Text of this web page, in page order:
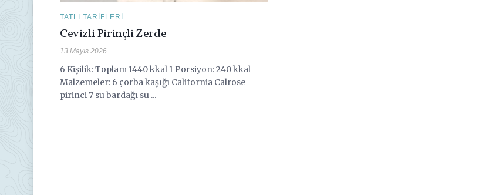
TATLI TARIFLERI
Cevizli Pirinçli Zerde
13 Mayıs 2026
6 Kişilik: Toplam 1440 kkal 1 Porsiyon: 240 kkal
Malzemeler: 6 çorba kaşığı California Calrose
pirinci 7 su bardağı su ...